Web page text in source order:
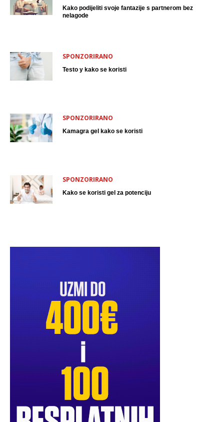
Kako podijeliti svoje fantazije s partnerom bez
nelagode
SPONZORIRANO
Testo y kako se koristi
SPONZORIRANO
Kamagra gel kako se koristi
SPONZORIRANO
Kako se koristi gel za potenciju